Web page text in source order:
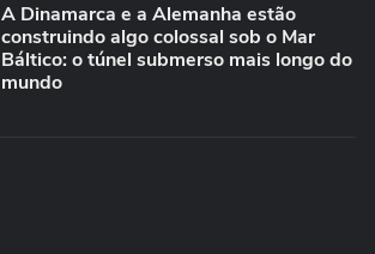
A Dinamarca e a Alemanha estão
construindo algo colossal sob o Mar
Báltico: o túnel submerso mais longo do
mundo